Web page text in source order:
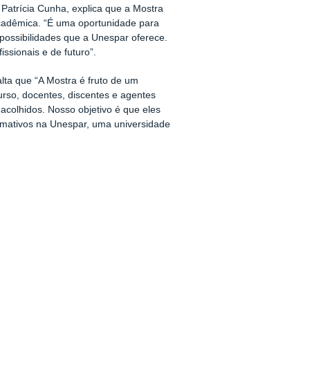
Cunha, explica que a Mostra
“É uma oportunidade para
que a Unespar oferece.
e de futuro”.
que “A Mostra é fruto de um
docentes, discentes e agentes
Nosso objetivo é que eles
na Unespar, uma universidade